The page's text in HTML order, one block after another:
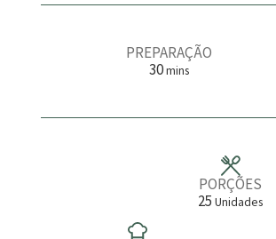
PREPARAÇÃO
30m
u
mins
PORÇÕES
25 Unidades